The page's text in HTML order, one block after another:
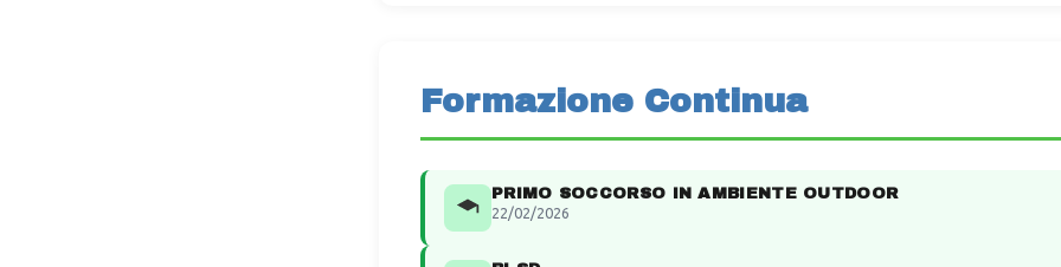
Formazione Continua
PRIMO SOCCORSO IN AMBIENTE OUTDOOR
22/02/2026